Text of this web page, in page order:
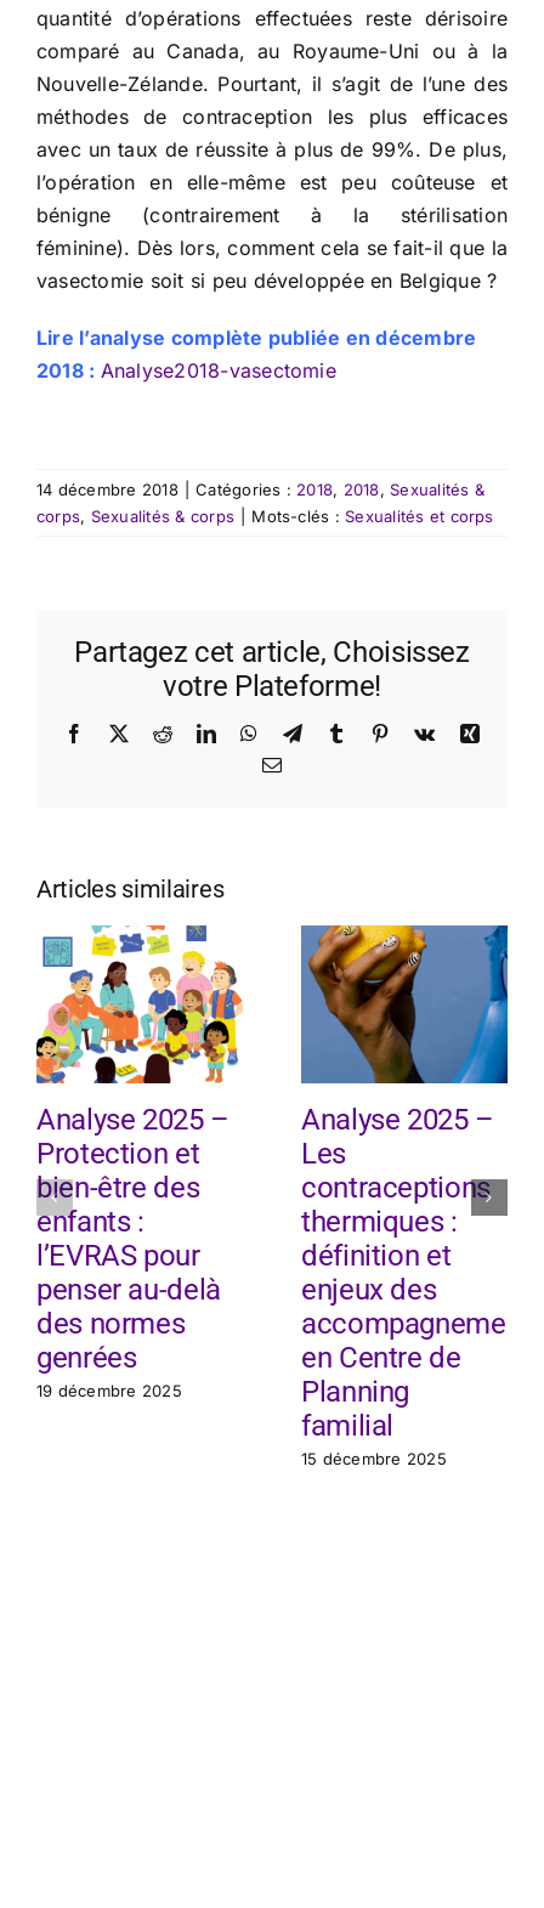
quantité d’opérations effectuées reste dérisoire
comparé au Canada, au Royaume-Uni ou à la
Nouvelle-Zélande. Pourtant, il s’agit de l’une des
méthodes de contraception les plus efficaces
avec un taux de réussite à plus de 99%. De plus,
l’opération en elle-même est peu coûteuse et
bénigne (contrairement à la stérilisation
féminine). Dès lors, comment cela se fait-il que la
vasectomie soit si peu développée en Belgique ?
Lire l’analyse complète publiée en décembre
2018 : Analyse2018-vasectomie
14 décembre 2018 Catégories : 2018, 2018,Sexualités &
corps, Sexualités & corps Mots-clés :Sexualités et corps
Partagez cet article, Choisissez
votre Plateforme!
Facebook
X RedditLinkedInWhatsApp
TelegramTumblr Pinterest
Vk
Xing
Email
Articles similaires
Analyse 2025 –
Protection et
bien-être des
enfants :
l’EVRAS pour
penser au-delà
des normes
genrées
19 décembre 2025
Analyse 2025 –
Les
contraceptions
thermiques :
définition et
enjeux des
accompagnements
en Centre de
Planning
familial
15 décembre 2025